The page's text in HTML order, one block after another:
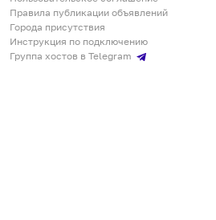
Правила публикации объявлений
Города присутствия
Инструкция по подключению
Группа хостов в Telegram